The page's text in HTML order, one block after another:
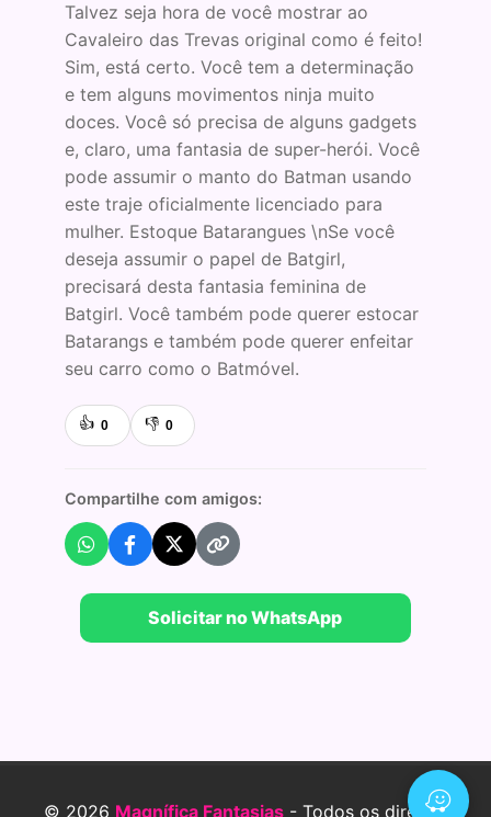
Talvez seja hora de você mostrar ao
Cavaleiro das Trevas original como é feito!
Sim, está certo. Você tem a determinação
e tem alguns movimentos ninja muito
doces. Você só precisa de alguns gadgets
e, claro, uma fantasia de super-herói. Você
pode assumir o manto do Batman usando
este traje oficialmente licenciado para
mulher. Estoque Batarangues \nSe você
deseja assumir o papel de Batgirl,
precisará desta fantasia feminina de
Batgirl. Você também pode querer estocar
Batarangs e também pode querer enfeitar
seu carro como o Batmóvel.
👍 0 👎 0
Compartilhe com amigos:
Solicitar no WhatsApp
© 2026 Magnífica Fantasias- Todos os direitos